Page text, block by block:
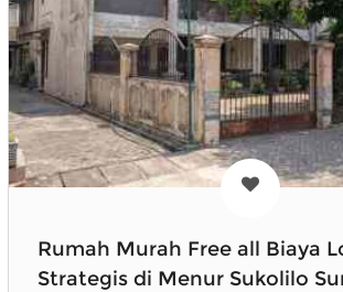
Rumah Murah Free all Biaya
Strategis di Menur Sukolilo